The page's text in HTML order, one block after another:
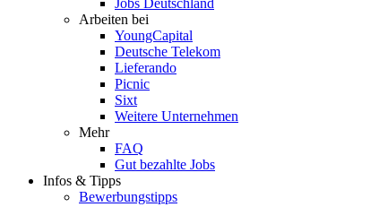
Jobs Deutschland
Arbeiten bei
YoungCapital
Deutsche Telekom
Lieferando
Picnic
Sixt
Weitere Unternehmen
Mehr
FAQ
Gut bezahlte Jobs
Infos & Tipps
Bewerbungstipps